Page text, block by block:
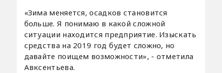
«Зима меняется, осадков становится
больше. Я понимаю в какой сложной
ситуации находится предприятие. Изыскать
средства на 2019 год будет сложно, но
давайте поищем возможности», - отметила
Авксентьева.